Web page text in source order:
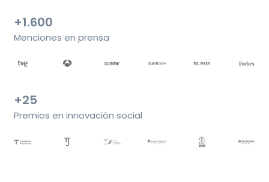
+1.600
Menciones en prensa
+25
Premios en innovación social